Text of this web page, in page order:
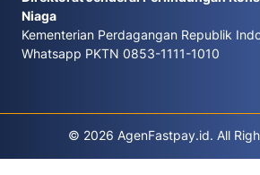
Niaga
Kementerian Perdagangan Republik
Whatsapp PKTN 0853-1111-1010
© 2026 AgenFastpay.id. All